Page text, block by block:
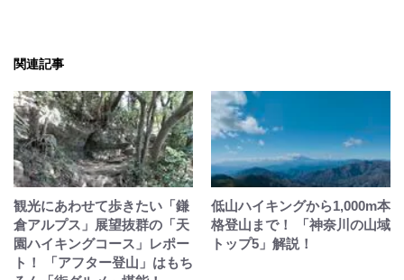
関連記事
観光にあわせて歩きたい「鎌
倉アルプス」展望抜群の「天
園ハイキングコース」レポー
ト！ 「アフター登山」はもち
低山ハイキングから1,000m本
格登山まで！ 「神奈川の山域
トップ5」解説！